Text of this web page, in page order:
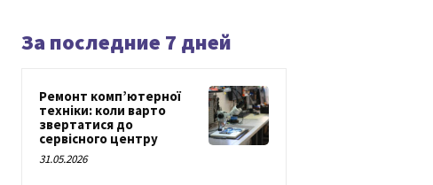
За последние 7 дней
Ремонт комп’ютерної
техніки: коли варто
звертатися до
сервісного центру
31.05.2026